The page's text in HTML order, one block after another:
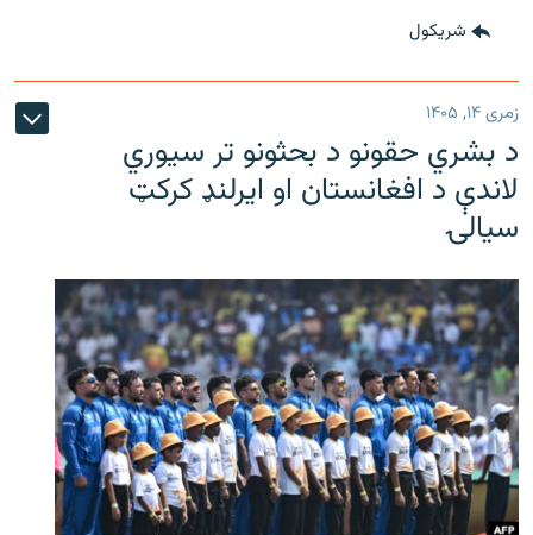
شريکول
زمری ۱۴, ۱۴۰۵
د بشري حقونو د بحثونو تر سیوري
لاندې د افغانستان او ایرلنډ کرکټ
سیالۍ